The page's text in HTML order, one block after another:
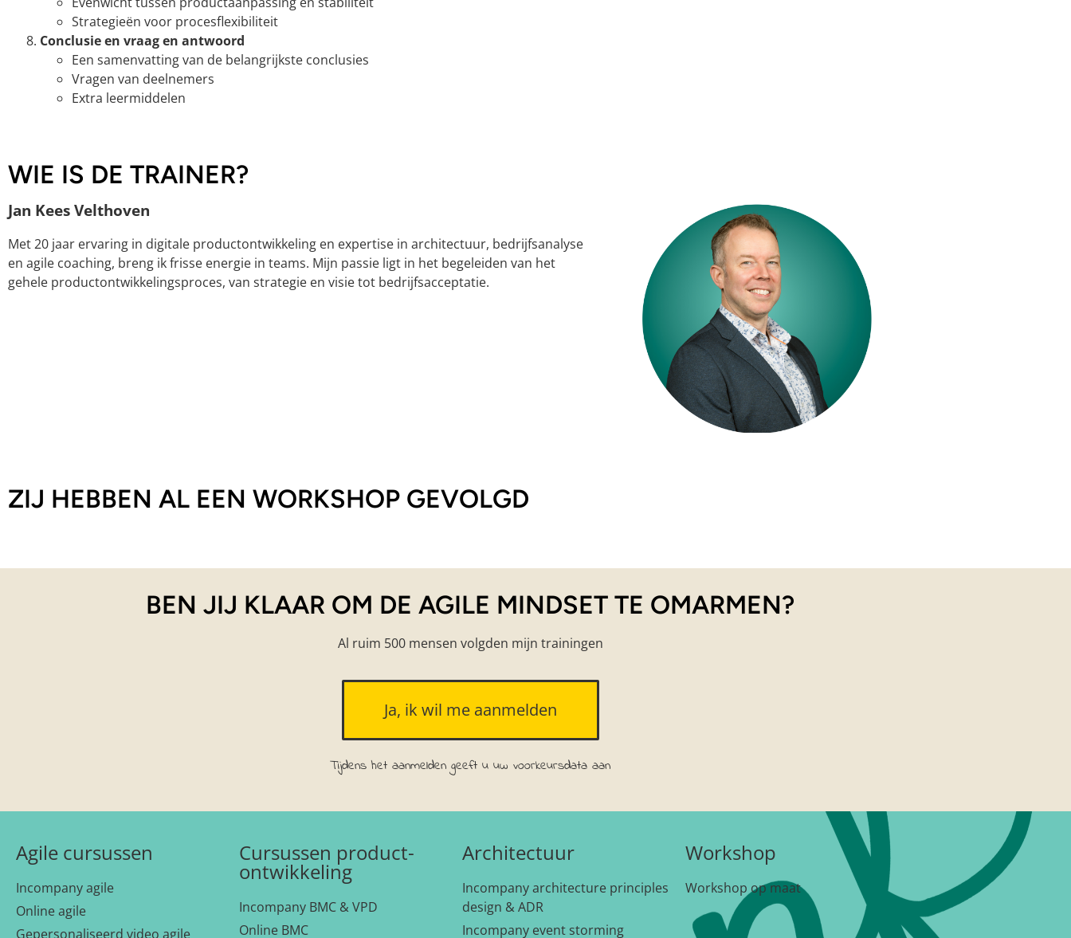
Strategieën voor procesflexibiliteit
Conclusie en vraag en antwoord
Een samenvatting van de belangrijkste conclusies
Vragen van deelnemers
Extra leermiddelen
WIE IS DE TRAINER?
Jan Kees Velthoven
Met 20 jaar ervaring in digitale productontwikkeling en expertise in architectuur, bedrijfsanalyse
en agile coaching, breng ik frisse energie in teams. Mijn passie ligt in het begeleiden van het
gehele productontwikkelingsproces, van strategie en visie tot bedrijfsacceptatie.
ZIJ HEBBEN AL EEN WORKSHOP GEVOLGD
BEN JIJ KLAAR OM DE AGILE MINDSET TE OMARMEN?
Al ruim 500 mensen volgden mijn trainingen
Ja, ik wil me aanmelden
Tijdens het aanmelden geeft u uw voorkeursdata aan
Agile cursussen
Incompany agile
Online agile
Gepersonaliseerd video agile
Cursussen product-
ontwikkeling
Incompany BMC & VPD
Online BMC
Architectuur
Incompany architecture principles
design & ADR
Incompany event storming
Workshop
Workshop op maat